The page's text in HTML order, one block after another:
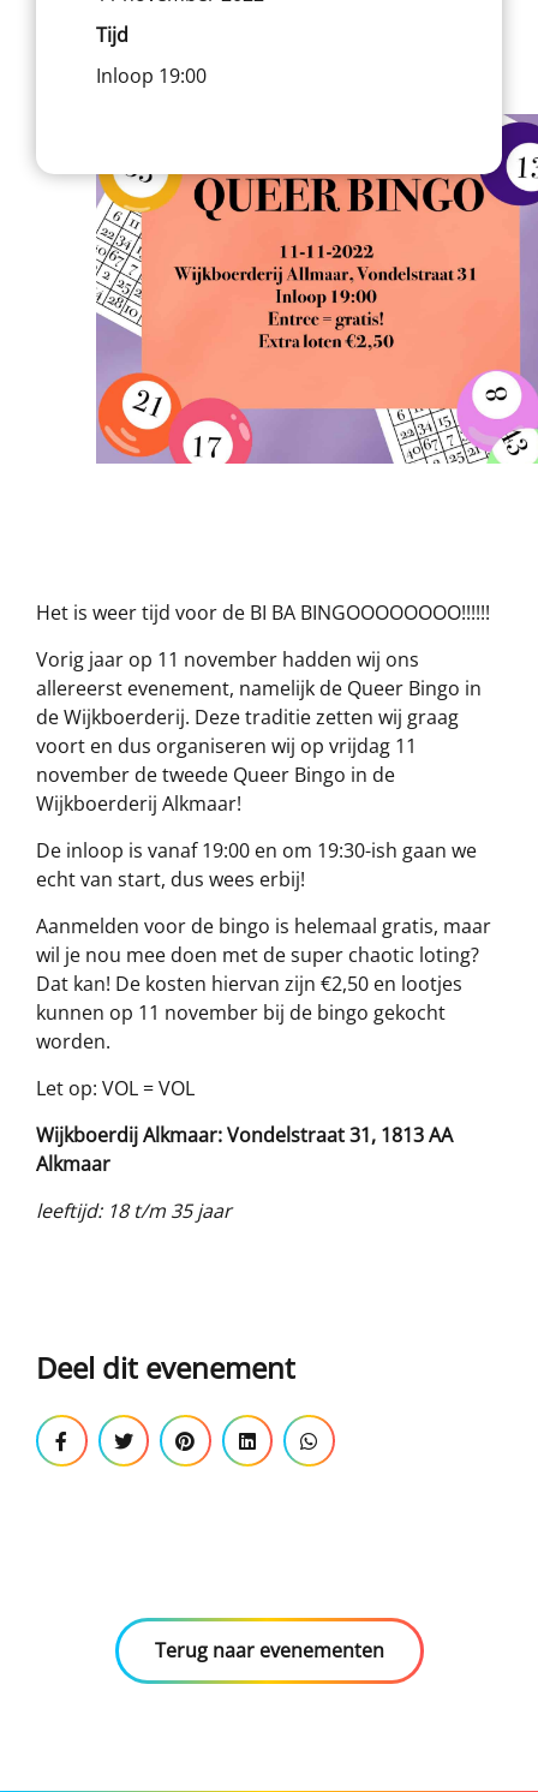
Tijd
Inloop 19:00
Het is weer tijd voor de BI BA BINGOOOOOOOO!!!!!!
Vorig jaar op 11 november hadden wij ons
allereerst evenement, namelijk de Queer Bingo in
de Wijkboerderij. Deze traditie zetten wij graag
voort en dus organiseren wij op vrijdag 11
november de tweede Queer Bingo in de
Wijkboerderij Alkmaar!
De inloop is vanaf 19:00 en om 19:30-ish gaan we
echt van start, dus wees erbij!
Aanmelden voor de bingo is helemaal gratis, maar
wil je nou mee doen met de super chaotic loting?
Dat kan! De kosten hiervan zijn €2,50 en lootjes
kunnen op 11 november bij de bingo gekocht
worden.
Let op: VOL = VOL
Wijkboerdij Alkmaar: Vondelstraat 31, 1813 AA
Alkmaar
leeftijd: 18 t/m 35 jaar
Deel dit evenement
Terug naar evenementen